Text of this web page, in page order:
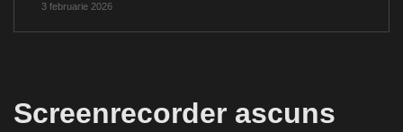
3 februarie 2026
Screenrecorder ascuns